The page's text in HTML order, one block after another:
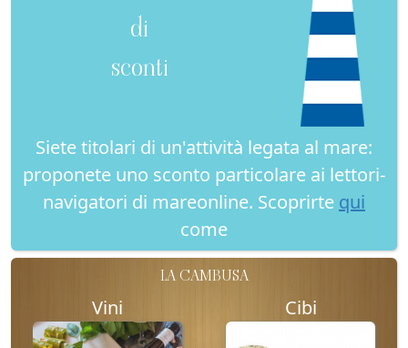
di
sconti
Siete titolari di un'attività legata al mare:
proponete uno sconto particolare ai lettori-
navigatori di mareonline. Scoprirte qui
come
LA CAMBUSA
Vini Cibi